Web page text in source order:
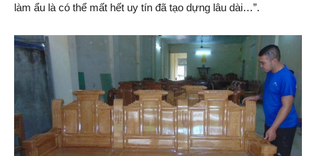
làm ẩu là có thể mấ‌t hết uy tín đã tạo dựng lâu dài…”.